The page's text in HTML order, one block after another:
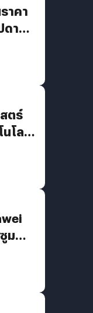
าคา
าห์ที่
ตร์
โลยี
ม